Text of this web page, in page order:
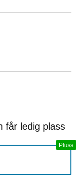
får ledig plass